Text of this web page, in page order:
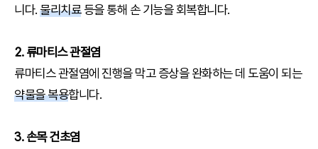
니다.물리치료등을 통해 손 기능을 회복합니다.
2. 류마티스 관절염
류마티스 관절염에 진행을 막고 증상을 완화하는 데 도움이 되는
약물을 복용합니다.
3. 손목 건초염